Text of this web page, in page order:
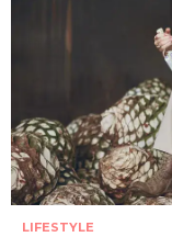
LIFESTYLE